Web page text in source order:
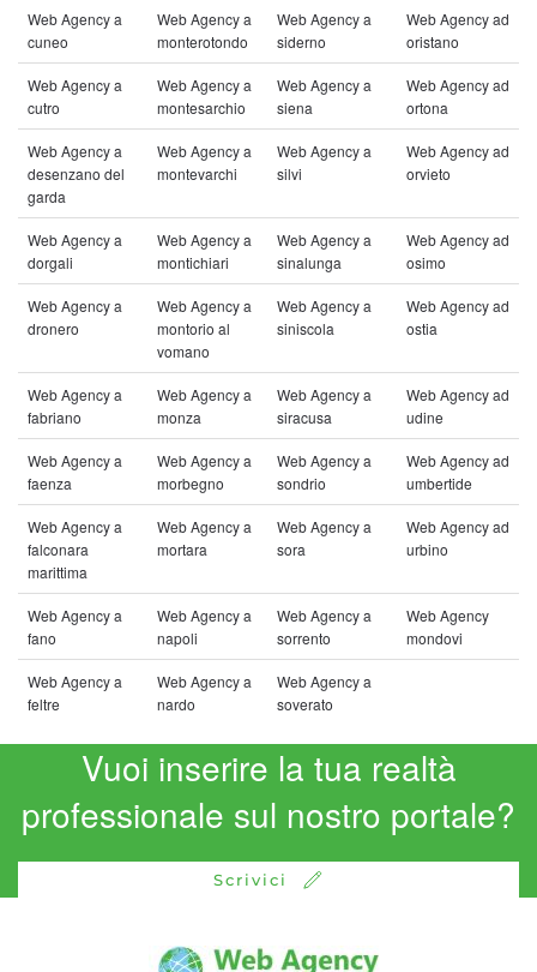
Web Agency a
cuneo
Web Agency a
monterotondo
Web Agency a
siderno
Web Agency ad
oristano
Web Agency a
cutro
Web Agency a
montesarchio
Web Agency a
siena
Web Agency ad
ortona
Web Agency a
desenzano del
garda
Web Agency a
montevarchi
Web Agency a
silvi
Web Agency ad
orvieto
Web Agency a
dorgali
Web Agency a
montichiari
Web Agency a
sinalunga
Web Agency ad
osimo
Web Agency a
dronero
Web Agency a
montorio al
vomano
Web Agency a
siniscola
Web Agency ad
ostia
Web Agency a
fabriano
Web Agency a
monza
Web Agency a
siracusa
Web Agency ad
udine
Web Agency a
faenza
Web Agency a
morbegno
Web Agency a
sondrio
Web Agency ad
umbertide
Web Agency a
falconara
marittima
Web Agency a
mortara
Web Agency a
sora
Web Agency ad
urbino
Web Agency a
fano
Web Agency a
napoli
Web Agency a
sorrento
Web Agency
mondovi
Web Agency a
feltre
Web Agency a
nardo
Web Agency a
soverato
Vuoi inserire la tua realtà
professionale sul nostro portale?
Scrivici